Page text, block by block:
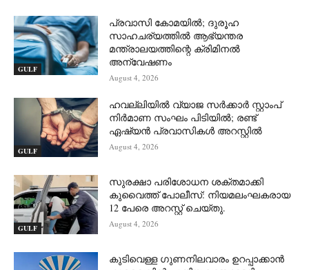
GULF
പ്രവാസി കോമയിൽ; ദുരൂഹ
സാഹചര്യത്തിൽ ആഭ്യന്തര
മന്ത്രാലയത്തിന്റെ ക്രിമിനൽ
അന്വേഷണം
August 4, 2026
GULF
ഹവല്ലിയിൽ വ്യാജ സർക്കാർ സ്റ്റാംപ്
നിർമാണ സംഘം പിടിയിൽ; രണ്ട്
ഏഷ്യൻ പ്രവാസികൾ അറസ്റ്റിൽ
August 4, 2026
GULF
സുരക്ഷാ പരിശോധന ശക്തമാക്കി
കുവൈത്ത് പോലീസ്: നിയമലംഘകരായ
12 പേരെ അറസ്റ്റ് ചെയ്തു.
August 4, 2026
കുടിവെള്ള ഗുണനിലവാരം ഉറപ്പാക്കാൻ